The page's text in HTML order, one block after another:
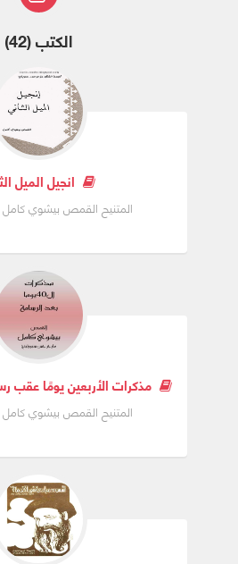
الكتب (42)
انجيل الميل
المتنيح القمص بيشوي
مذكرات الأربعين يومًا عقب
المتنيح القمص بيشوي